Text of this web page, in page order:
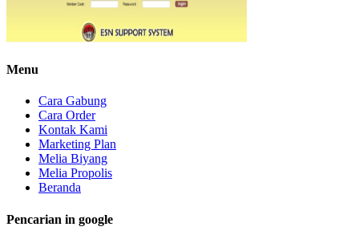
Menu
Cara Gabung
Cara Order
Kontak Kami
Marketing Plan
Melia Biyang
Melia Propolis
Beranda
Pencarian in google